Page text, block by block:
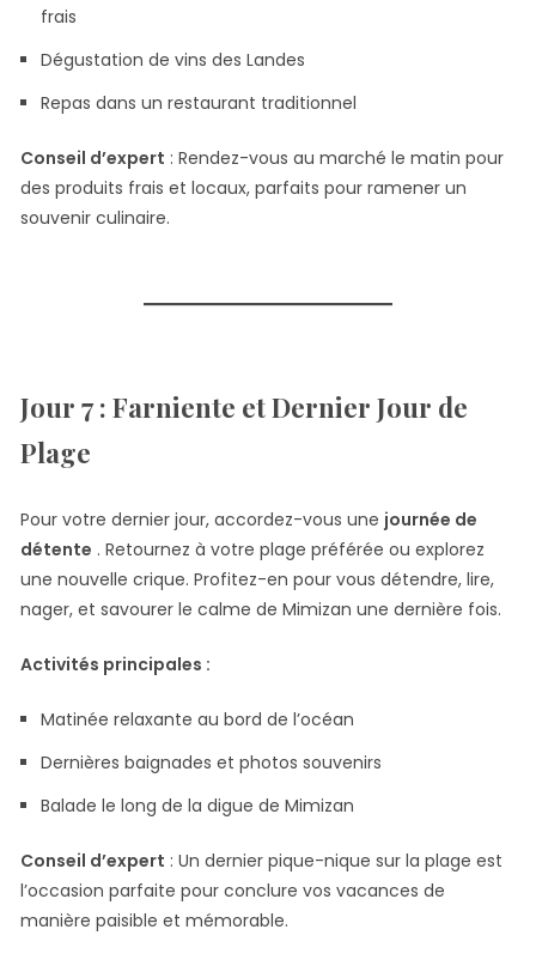
frais
Dégustation de vins des Landes
Repas dans un restaurant traditionnel
Conseil d’expert : Rendez-vous au marché le matin pour
des produits frais et locaux, parfaits pour ramener un
souvenir culinaire.
Jour 7 : Farniente et Dernier Jour de
Plage
Pour votre dernier jour, accordez-vous une journée de
détente . Retournez à votre plage préférée ou explorez
une nouvelle crique. Profitez-en pour vous détendre, lire,
nager, et savourer le calme de Mimizan une dernière fois.
Activités principales :
Matinée relaxante au bord de l’océan
Dernières baignades et photos souvenirs
Balade le long de la digue de Mimizan
Conseil d’expert : Un dernier pique-nique sur la plage est
l’occasion parfaite pour conclure vos vacances de
manière paisible et mémorable.